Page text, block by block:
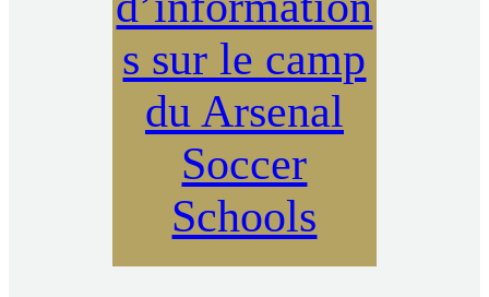
s sur le camp
du Arsenal
Soccer
Schools